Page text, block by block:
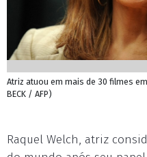
Atriz atuou em mais de 30 filmes
BECK / AFP)
Raquel Welch, atriz